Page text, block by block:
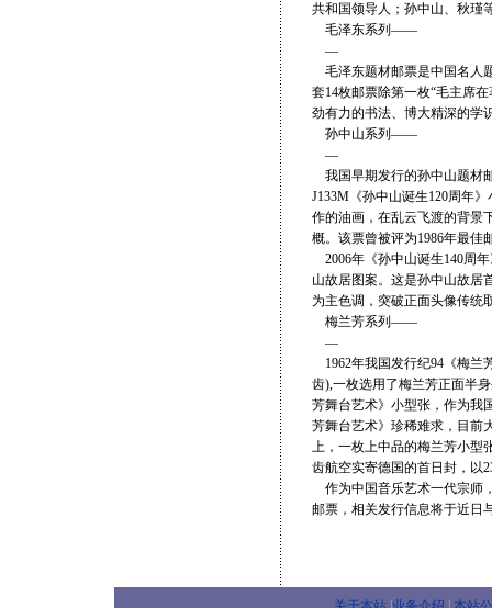
共和国领导人；孙中山、秋瑾
毛泽东系列——
—
毛泽东题材邮票是中国名人
套14枚邮票除第一枚“毛主席
劲有力的书法、博大精深的学
孙中山系列——
—
我国早期发行的孙中山题材
J133M《孙中山诞生120周年
作的油画，在乱云飞渡的背景
概。该票曾被评为1986年最佳
2006年《孙中山诞生140周
山故居图案。这是孙中山故居
为主色调，突破正面头像传统
梅兰芳系列——
—
1962年我国发行纪94《梅兰
齿),一枚选用了梅兰芳正面半
芳舞台艺术》小型张，作为我
芳舞台艺术》珍稀难求，目前
上，一枚上中品的梅兰芳小型
齿航空实寄德国的首日封，以
作为中国音乐艺术一代宗师
邮票，相关发行信息将于近日